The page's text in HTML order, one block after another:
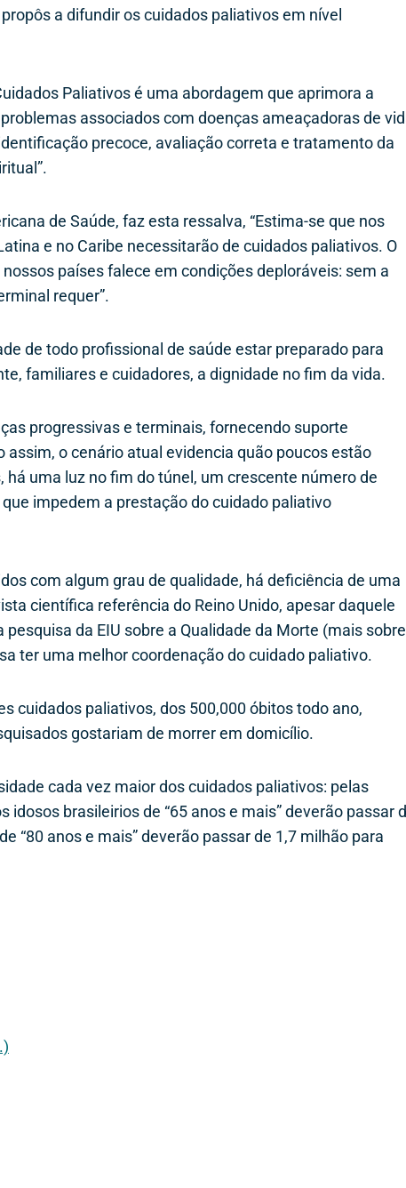
a difundir os cuidados paliativos em nível
Paliativos é uma abordagem que aprimora a
associados com doenças ameaçadoras de
precoce, avaliação correta e tratamento da
de Saúde, faz esta ressalva, “Estima-se que nos
e no Caribe necessitarão de cuidados paliativos. O
países falece em condições deploráveis: sem a
requer”.
de todo profissional de saúde estar preparado para
familiares e cuidadores, a dignidade no fim da vida.
progressivas e terminais, fornecendo suporte
o cenário atual evidencia quão poucos estão
uma luz no fim do túnel, um crescente número de
impedem a prestação do cuidado paliativo
com algum grau de qualidade, há deficiência de uma
científica referência do Reino Unido, apesar daquele
da EIU sobre a Qualidade da Morte (mais sobre
ter uma melhor coordenação do cuidado paliativo.
cuidados paliativos, dos 500,000 óbitos todo ano,
gostariam de morrer em domicílio.
cada vez maior dos cuidados paliativos: pelas
brasileirios de “65 anos e mais” deverão passar
“80 anos e mais” deverão passar de 1,7 milhão para